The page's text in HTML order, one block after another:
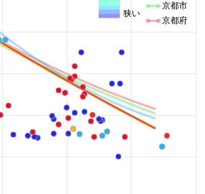
京都市
京都府
狭い